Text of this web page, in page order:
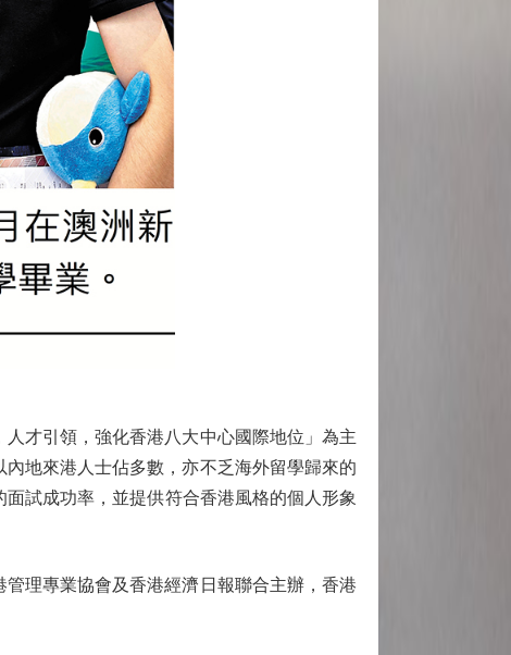
才引領，強化香港八大中心國際地位」為主
地來港人士佔多數，亦不乏海外留學歸來的
試成功率，並提供符合香港風格的個人形象
理專業協會及香港經濟日報聯合主辦，香港